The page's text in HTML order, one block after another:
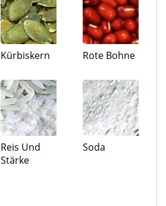
Kürbiskern Rote Bohne
Reis Und
Stärke
Soda